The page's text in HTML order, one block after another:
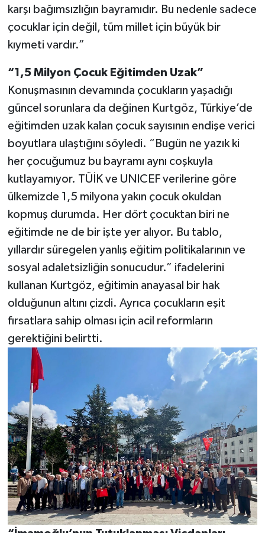
karşı bağımsızlığın bayramıdır. Bu nedenle sadece
çocuklar için değil, tüm millet için büyük bir
kıymeti vardır.”
“1,5 Milyon Çocuk Eğitimden Uzak”
Konuşmasının devamında çocukların yaşadığı
güncel sorunlara da değinen Kurtgöz, Türkiye’de
eğitimden uzak kalan çocuk sayısının endişe verici
boyutlara ulaştığını söyledi. “Bugün ne yazık ki
her çocuğumuz bu bayramı aynı coşkuyla
kutlayamıyor. TÜİK ve UNICEF verilerine göre
ülkemizde 1,5 milyona yakın çocuk okuldan
kopmuş durumda. Her dört çocuktan biri ne
eğitimde ne de bir işte yer alıyor. Bu tablo,
yıllardır süregelen yanlış eğitim politikalarının ve
sosyal adaletsizliğin sonucudur.” ifadelerini
kullanan Kurtgöz, eğitimin anayasal bir hak
olduğunun altını çizdi. Ayrıca çocukların eşit
fırsatlara sahip olması için acil reformların
gerektiğini belirtti.